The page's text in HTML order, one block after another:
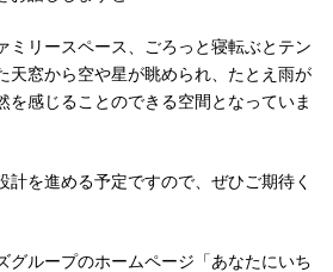
ミリースペース、ごろっと寝転ぶとテン
天窓から空や星が眺められ、たとえ雨が
を感じることのできる空間となっていま
計を進める予定ですので、ぜひご期待く
グループのホームページ「あなたにいち